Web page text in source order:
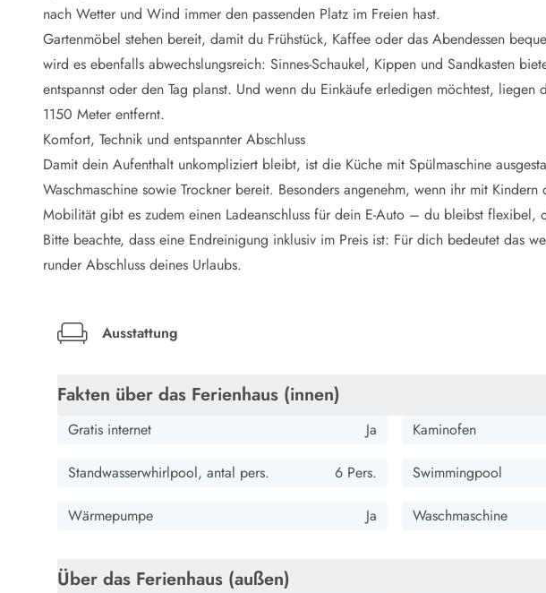
Esmark VIP Partnervorteile
Esmark KidsVIP
LEGOLAND® Rabatt
Urlaub mit Hund
Urlaub am Strand
Urlaub in der Natur
Finde Bernstein am Strand
Indoorspielländer in Dänemark
Zoos und Tierparks in Dänemark
Freizeitparks in Dänemark
Angeln in Dänemark
Schwimmhallen und Badeländer
Fahrradfahren in Dänemark
Reiten in Dänemark
Wandern in Dänemark
Segeln in Dänemark
Kultur in Dänemark
Sehenswürdigkeiten
nach Wetter und Wind immer den passenden Platz im Freien hast.
Gartenmöbel stehen bereit, damit du Frühstück, Kaffee oder das Abendessen
wird es ebenfalls abwechslungsreich: Sinnes-Schaukel, Kippen und Sandkasten
entspannst oder den Tag planst. Und wenn du Einkäufe erledigen möchtest, liegen
1150 Meter entfernt.
Komfort, Technik und entspannter Abschluss
Damit dein Aufenthalt unkompliziert bleibt, ist die Küche mit Spülmaschine
Waschmaschine sowie Trockner bereit. Besonders angenehm, wenn ihr mit
Mobilität gibt es zudem einen Ladeanschluss für dein E-Auto – du bleibst flexibel,
Bitte beachte, dass eine Endreinigung inklusiv im Preis ist: Für dich bedeutet das
runder Abschluss deines Urlaubs.
Ausstattung
Fakten über das Ferienhaus (innen)
Gratis internet Ja Kaminofen
Standwasserwhirlpool, antal pers. 6 Pers. Swimmingpool
Wärmepumpe Ja Waschmaschine
Über das Ferienhaus (außen)